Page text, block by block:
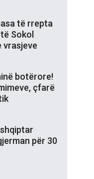
të rrepta
Sokol
vrasjeve
botërore!
çfarë
për 30